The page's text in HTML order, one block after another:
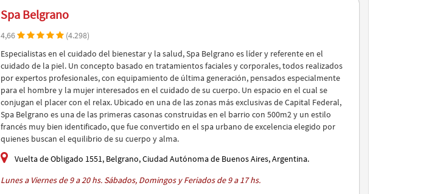
Spa Belgrano
4,66
(4.298)
Especialistas en el cuidado del bienestar y la salud, Spa Belgrano es líder y referente en el
cuidado de la piel. Un concepto basado en tratamientos faciales y corporales, todos realizados
por expertos profesionales, con equipamiento de última generación, pensados especialmente
para el hombre y la mujer interesados en el cuidado de su cuerpo. Un espacio en el cual se
conjugan el placer con el relax. Ubicado en una de las zonas más exclusivas de Capital Federal,
Spa Belgrano es una de las primeras casonas construidas en el barrio con 500m2 y un estilo
francés muy bien identificado, que fue convertido en el spa urbano de excelencia elegido por
quienes buscan el equilibrio de su cuerpo y alma.
Vuelta de Obligado 1551, Belgrano, Ciudad Autónoma de Buenos Aires, Argentina.
Lunes a Viernes de 9 a 20 hs. Sábados, Domingos y Feriados de 9 a 17 hs.